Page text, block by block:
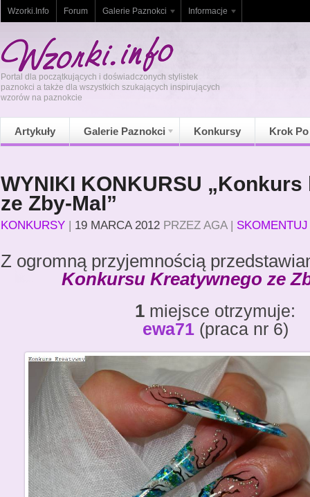
Wzorki.Info Forum Galerie Paznokci Informacje
Portal dla początkujących i doświadczonych stylistek
paznokci a także dla wszystkich szukających inspirujących
wzorów na paznokcie
Artykuły Galerie Paznokci Konkursy Krok
WYNIKI KONKURSU
ze Zby-Mal”
KONKURSY | 19 MARCA 2012 PRZEZ AGA| SKOMENTUJ
Z ogromną przyjemnością
Konkursu Kreatywnego ze
1 miejsce otrzymuje:
ewa71 (praca nr 6)